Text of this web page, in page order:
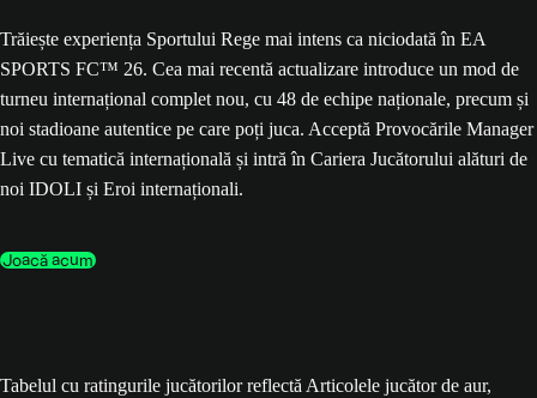
Trăiește experiența Sportului Rege mai intens ca niciodată în EA
SPORTS FC™ 26. Cea mai recentă actualizare introduce un mod de
turneu internațional complet nou, cu 48 de echipe naționale, precum și
noi stadioane autentice pe care poți juca. Acceptă Provocările Manager
Live cu tematică internațională și intră în Cariera Jucătorului alături de
noi IDOLI și Eroi internaționali.
Joacă acum
Tabelul cu ratingurile jucătorilor reflectă Articolele jucător de aur,